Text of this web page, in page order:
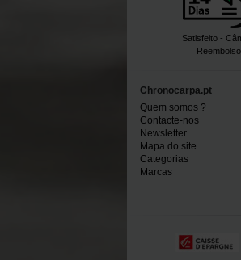
Satisfeito -
Reembolso
Chronocarpa.pt
Quem somos ?
Contacte-nos
Newsletter
Mapa do site
Categorias
Marcas